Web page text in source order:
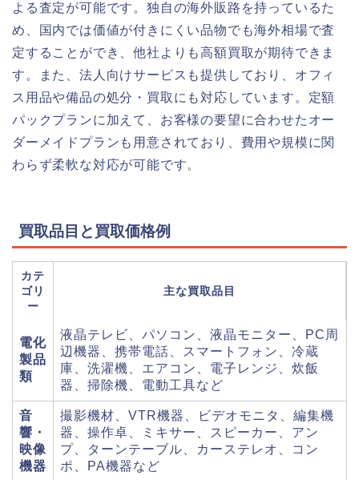
よる査定が可能です。独自の海外販路を持っているた
め、国内では価値が付きにくい品物でも海外相場で査
定することができ、他社よりも高額買取が期待できま
す。また、法人向けサービスも提供しており、オフィ
ス用品や備品の処分・買取にも対応しています。定額
パックプランに加えて、お客様の要望に合わせたオー
ダーメイドプランも用意されており、費用や規模に関
わらず柔軟な対応が可能です。
買取品目と買取価格例
カテ
ゴリ
ー
主な買取品目
電化
製品
類
液晶テレビ、パソコン、液晶モニター、PC周
辺機器、携帯電話、スマートフォン、冷蔵
庫、洗濯機、エアコン、電子レンジ、炊飯
器、掃除機、電動工具など
音
響・
映像
機器
撮影機材、VTR機器、ビデオモニタ、編集機
器、操作卓、ミキサー、スピーカー、アン
プ、ターンテーブル、カーステレオ、コン
ポ、PA機器など